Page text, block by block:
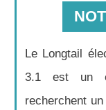
Le Longtail
3.1 est un
recherchent